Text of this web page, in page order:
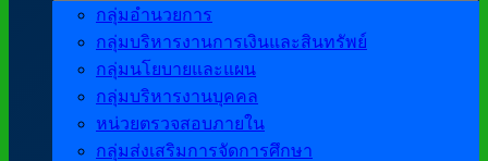
กลุ่มอำนวยการ
กลุ่มบริหารงานการเงินและสินทรัพย์
กลุ่มนโยบายและแผน
กลุ่มบริหารงานบุคคล
หน่วยตรวจสอบภายใน
กลุ่มส่งเสริมการจัดการศึกษา